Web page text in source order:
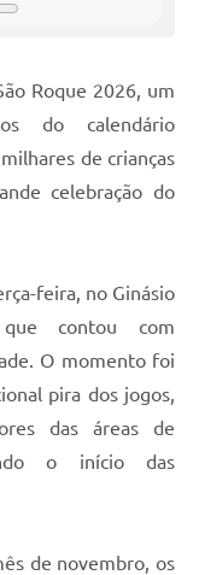
Roque 2026, um
do calendário
de crianças
celebração do
feira, no Ginásio
contou com
O momento foi
pira dos jogos,
das áreas de
o início das
de novembro, os